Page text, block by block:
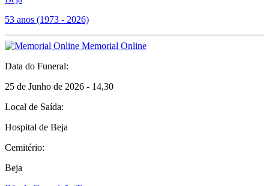
53 anos (1973 - 2026)
Memorial Online
Data do Funeral:
25 de Junho de 2026 - 14,30
Local de Saída:
Hospital de Beja
Cemitério:
Beja